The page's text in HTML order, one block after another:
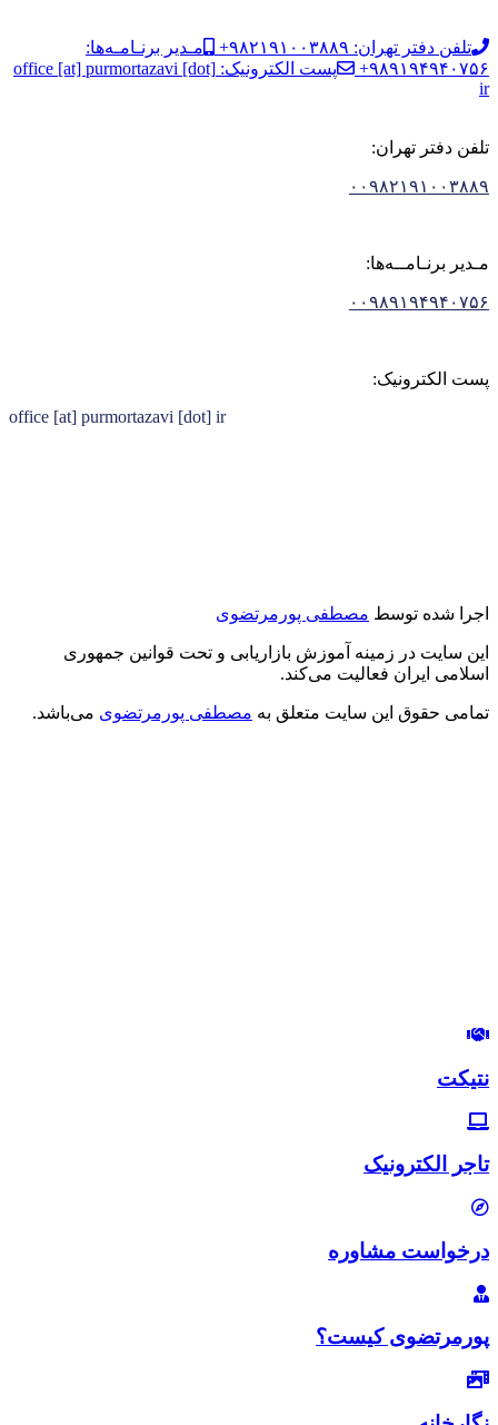
تلفن دفتر تهران: ۹۸۲۱۹۱۰۰۳۸۸۹+
مـدیر برنـامـه‌ها:
۹۸۹۱۹۴۹۴۰۷۵۶+
پست الکترونیک: office [at] purmortazavi [dot]
ir
تلفن دفتر تهران:
۰۰۹۸۲۱۹۱۰۰۳۸۸۹
مـدیر برنـامــه‌ها:
۰۰۹۸۹۱۹۴۹۴۰۷۵۶
پست الکترونیک:
office [at] purmortazavi [dot] ir
اجرا شده توسط مصطفی پورمرتضوی
این سایت در زمینه آموزش بازاریابی و تحت قوانین جمهوری
اسلامی ایران فعالیت می‌کند.
تمامی حقوق این سایت متعلق به مصطفی پورمرتضوی می‌باشد.
نتیکت
تاجر الکترونیک
درخواست مشاوره
پورمرتضوی کیست؟